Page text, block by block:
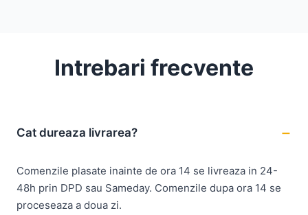
Intrebari frecvente
Cat dureaza livrarea?
Comenzile plasate inainte de ora 14 se livreaza in 24-
48h prin DPD sau Sameday. Comenzile dupa ora 14 se
proceseaza a doua zi.